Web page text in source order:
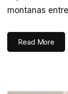
montanas
Read More